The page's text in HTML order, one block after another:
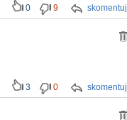
skomentuj
0 9
skomentuj
3 0